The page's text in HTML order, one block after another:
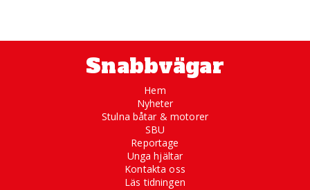
Snabbvägar
Hem
Nyheter
Stulna båtar & motorer
SBU
Reportage
Unga hjältar
Kontakta oss
Läs tidningen